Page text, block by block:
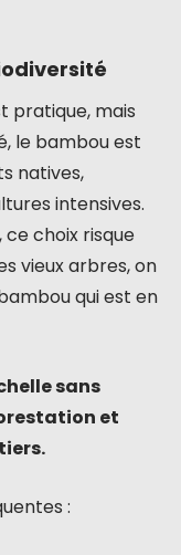
pratique, mais
le bambou est
natives,
intensives.
choix risque
vieux arbres, on
qui est en
sans
et
: